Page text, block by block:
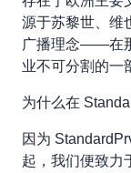
源于苏黎世、维
广播理念——在
业不可分割的一
为什么在
因为
起，我们便致力